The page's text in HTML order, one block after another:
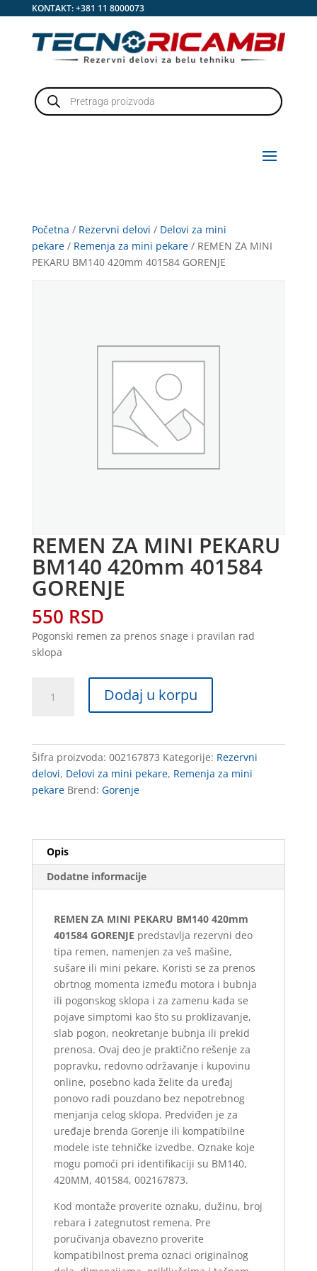
KONTAKT:+381 11 8000073
Products
search
Početna / Rezervni delovi / Delovi za mini
pekare/ Remenja za mini pekare/ REMEN ZA MINI
PEKARU BM140 420mm 401584 GORENJE
REMEN ZA MINI PEKARU
BM140 420mm 401584
GORENJE
550 RSD
Pogonski remen za prenos snage i pravilan rad
sklopa
BM140
420mm
401584
GORENJE
Dodaj u korpu
Šifra proizvoda: 002167873 Kategorije: Rezervni
delovi, Delovi za mini pekare, Remenja za mini
pekare Brend: Gorenje
Opis
Dodatne informacije
REMEN ZA MINI PEKARU BM140 420mm
401584 GORENJE predstavlja rezervni deo
tipa remen, namenjen za veš mašine,
sušare ili mini pekare. Koristi se za prenos
obrtnog momenta između motora i bubnja
ili pogonskog sklopa i za zamenu kada se
pojave simptomi kao što su proklizavanje,
slab pogon, neokretanje bubnja ili prekid
prenosa. Ovaj deo je praktično rešenje za
popravku, redovno održavanje i kupovinu
online, posebno kada želite da uređaj
ponovo radi pouzdano bez nepotrebnog
menjanja celog sklopa. Predviđen je za
uređaje brenda Gorenje ili kompatibilne
modele iste tehničke izvedbe. Oznake koje
mogu pomoći pri identifikaciji su BM140,
420MM, 401584, 002167873.
Kod montaže proverite oznaku, dužinu, broj
rebara i zategnutost remena. Pre
poručivanja obavezno proverite
kompatibilnost prema oznaci originalnog